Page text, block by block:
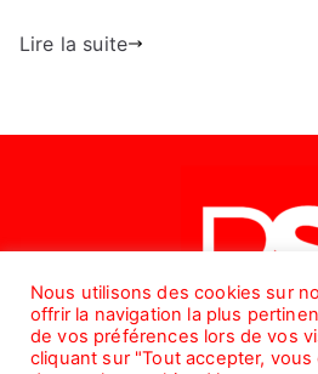
Lire la suite
© Parti Socialiste de Watermael-
Nous utilisons des cookies sur
offrir la navigation la plus
de vos préférences lors de vos
cliquant sur "Tout accepter,